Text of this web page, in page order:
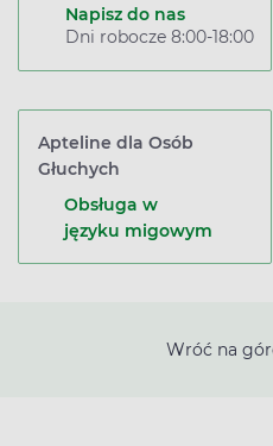
Napisz do nas
Dni robocze 8:00-18:00
Apteline dla Osób
Głuchych
Obsługa w
języku migowym
Wróć na